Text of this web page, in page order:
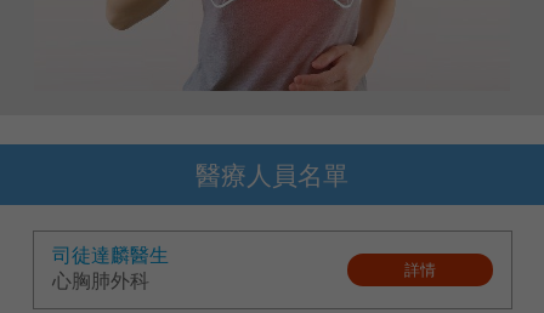
醫療人員名單
司徒達麟醫生
心胸肺外科
詳情